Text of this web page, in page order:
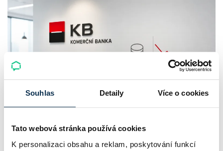
Souhlas Detaily Více o cookies
Tato webová stránka používá cookies
K personalizaci obsahu a reklam, poskytování funkcí
Komerční banka: pokles zisku